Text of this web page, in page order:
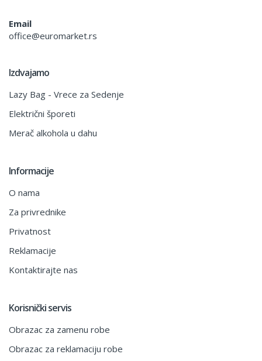
Email
office@euromarket.rs
Izdvajamo
Lazy Bag - Vrece za Sedenje
Električni šporeti
Merač alkohola u dahu
Informacije
O nama
Za privrednike
Privatnost
Reklamacije
Kontaktirajte nas
Korisnički servis
Obrazac za zamenu robe
Obrazac za reklamaciju robe